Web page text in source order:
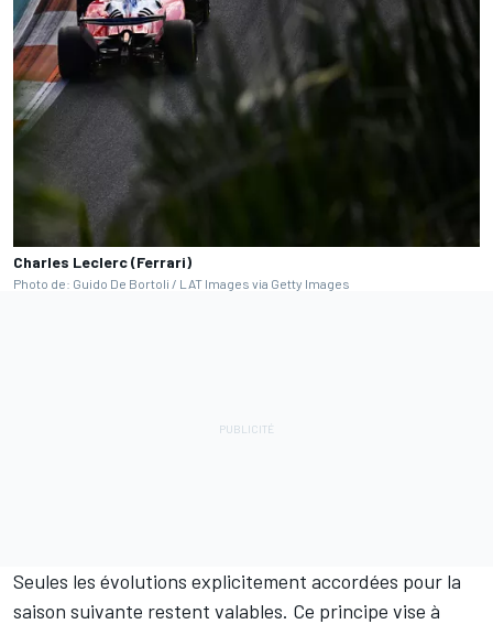
Charles Leclerc (Ferrari)
Photo de: Guido De Bortoli / LAT Images via Getty Images
Seules les évolutions explicitement accordées pour la
saison suivante restent valables. Ce principe vise à